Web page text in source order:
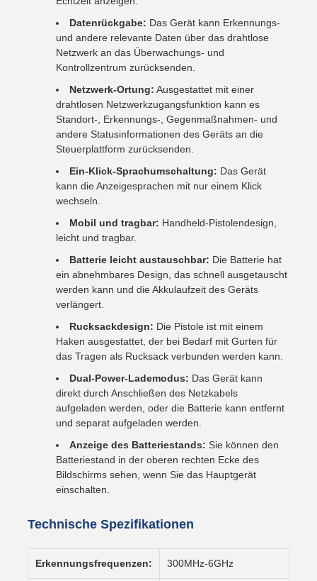
Datenrückgabe: Das Gerät kann Erkennungs-
und andere relevante Daten über das drahtlose
Netzwerk an das Überwachungs- und
Kontrollzentrum zurücksenden.
Netzwerk-Ortung: Ausgestattet mit einer
drahtlosen Netzwerkzugangsfunktion kann es
Standort-, Erkennungs-, Gegenmaßnahmen- und
andere Statusinformationen des Geräts an die
Steuerplattform zurücksenden.
Ein-Klick-Sprachumschaltung: Das Gerät
kann die Anzeigesprachen mit nur einem Klick
wechseln.
Mobil und tragbar: Handheld-Pistolendesign,
leicht und tragbar.
Batterie leicht austauschbar: Die Batterie hat
ein abnehmbares Design, das schnell ausgetauscht
werden kann und die Akkulaufzeit des Geräts
verlängert.
Rucksackdesign: Die Pistole ist mit einem
Haken ausgestattet, der bei Bedarf mit Gurten für
das Tragen als Rucksack verbunden werden kann.
Dual-Power-Lademodus: Das Gerät kann
direkt durch Anschließen des Netzkabels
aufgeladen werden, oder die Batterie kann entfernt
und separat aufgeladen werden.
Anzeige des Batteriestands: Sie können den
Batteriestand in der oberen rechten Ecke des
Bildschirms sehen, wenn Sie das Hauptgerät
einschalten.
Technische Spezifikationen
Erkennungsfrequenzen: 300MHz-6GHz